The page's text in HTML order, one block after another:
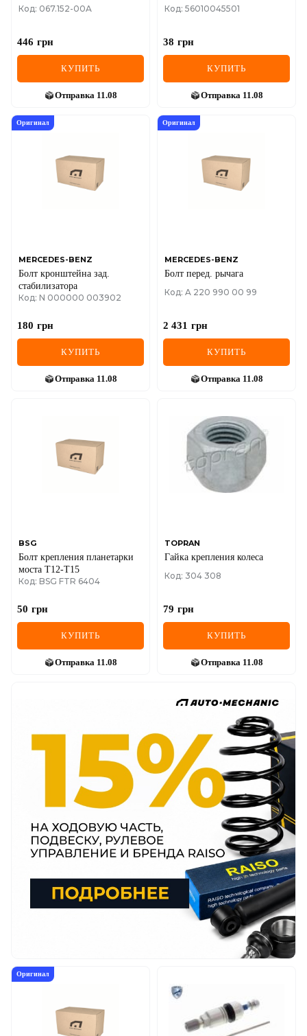
Код: 067.152-00A
446 грн
КУПИТЬ
Отправка 11.08
Код: 56010045501
38 грн
КУПИТЬ
Отправка 11.08
Оригинал
MERCEDES-BENZ
Болт кронштейна зад.
стабилизатора
Код: N 000000 003902
180 грн
КУПИТЬ
Отправка 11.08
Оригинал
MERCEDES-BENZ
Болт перед. рычага
Код: A 220 990 00 99
2 431 грн
КУПИТЬ
Отправка 11.08
BSG
Болт крепления планетарки
моста Т12-Т15
Код: BSG FTR 6404
50 грн
КУПИТЬ
Отправка 11.08
TOPRAN
Гайка крепления колеса
Код: 304 308
79 грн
КУПИТЬ
Отправка 11.08
Оригинал